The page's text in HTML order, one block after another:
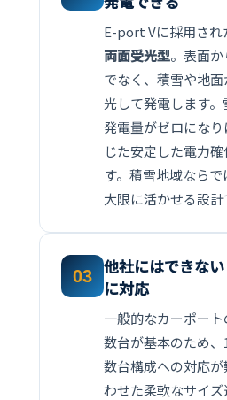
E-port Vに採用され
両面受光型。表面
でなく、積雪や地
光して発電します
発電量がゼロにな
じた安定した電力
す。積雪地域なら
大限に活かせる設計
03 他社にはできな
に対応
一般的なカーポー
数台が基本のため
数台構成への対応
わせた柔軟なサイ